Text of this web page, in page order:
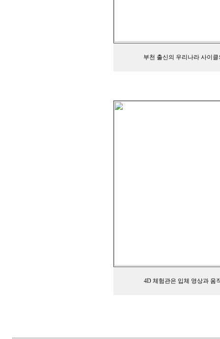
부천 출신의 우리나라 사이
4D 체험관은 입체 영상과 움